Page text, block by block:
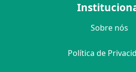
Sobre nós
Política de